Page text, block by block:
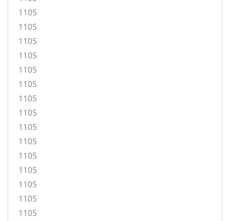
1105
1105
1105
1105
1105
1105
1105
1105
1105
1105
1105
1105
1105
1105
1105